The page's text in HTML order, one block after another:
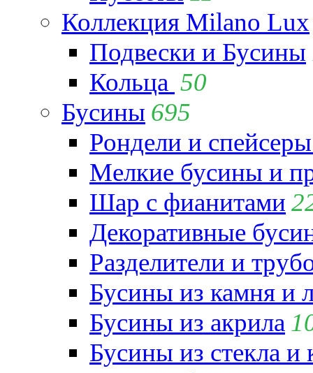
Коллекция Milano Lux
Подвески и Бусины
Кольца 50
Бусины 695
Рондели и
Мелкие бусины и
Шар с фианитами
Декоративные
Разделители и
Бусины из камня и
Бусины из акрила
Бусины из стекла и